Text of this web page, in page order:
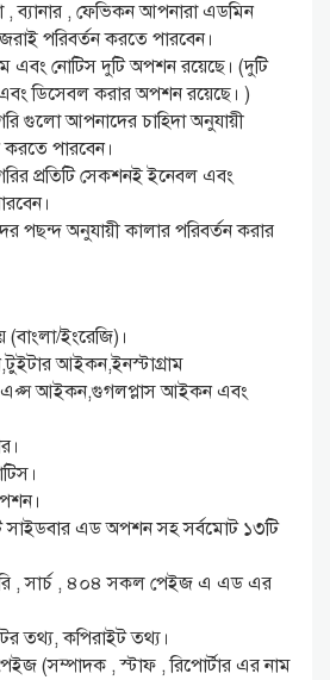
ব্যানার , ফেভিকন আপনারা এডমিন
পরিবর্তন করতে পারবেন।
এবং নোটিস দুটি অপশন রয়েছে। (দুটি
ডিসেবল করার অপশন রয়েছে। )
গুলো আপনাদের চাহিদা অনুযায়ী
করতে পারবেন।
প্রতিটি সেকশনই ইনেবল এবং
পছন্দ অনুযায়ী কালার পরিবর্তন করার
ইংরেজি)।
আইকন,ইনস্টাগ্রাম
আইকন,গুগলপ্লাস আইকন এবং
এড অপশন সহ সর্বমোট ১৩টি
, সার্চ , ৪০৪ সকল পেইজ এ এড এর
তথ্য, কপিরাইট তথ্য।
(সম্পাদক , স্টাফ , রিপোর্টার এর নাম